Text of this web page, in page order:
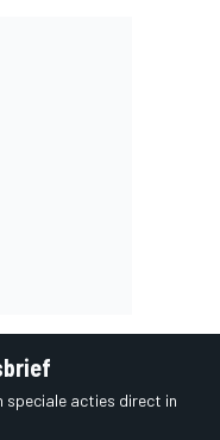
speciale acties direct in